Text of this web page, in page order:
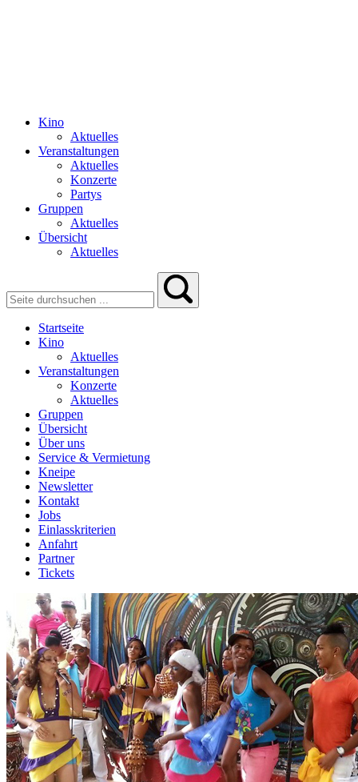
Kino
Aktuelles
Veranstaltungen
Aktuelles
Konzerte
Partys
Gruppen
Aktuelles
Übersicht
Aktuelles
Startseite
Kino
Aktuelles
Veranstaltungen
Konzerte
Aktuelles
Gruppen
Übersicht
Über uns
Service & Vermietung
Kneipe
Newsletter
Kontakt
Jobs
Einlasskriterien
Anfahrt
Partner
Tickets